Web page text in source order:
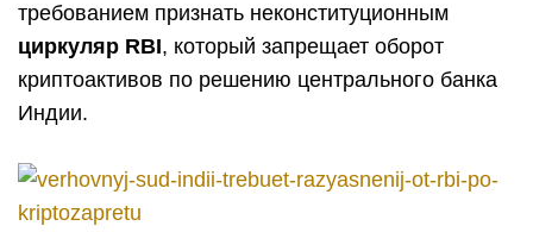
требованием признать неконституционным
циркуляр RBI, который запрещает оборот
криптоактивов по решению центрального банка
Индии.